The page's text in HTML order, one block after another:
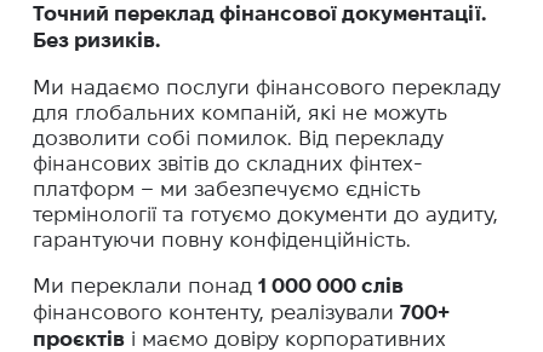
Точний переклад фінансової документації.
Без ризиків.
Ми надаємо послуги фінансового перекладу
для глобальних компаній, які не можуть
дозволити собі помилок. Від перекладу
фінансових звітів до складних фінтех-
платформ – ми забезпечуємо єдність
термінології та готуємо документи до аудиту,
гарантуючи повну конфіденційність.
Ми переклали понад1 000 000 слів
фінансового контенту, реалізували700+
проєктів і маємо довіру корпоративних